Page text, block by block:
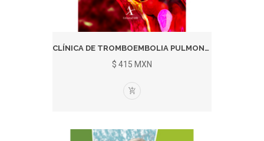
CLÍNICA DE TROMBOEMBOLIA PULMONAR...
$ 415 MXN